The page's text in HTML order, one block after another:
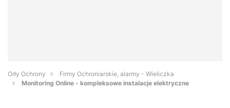
Orły Ochrony
Firmy Ochroniarskie, alarmy - Wieliczka
Monitoring Online - kompleksowe instalacje elektryczne